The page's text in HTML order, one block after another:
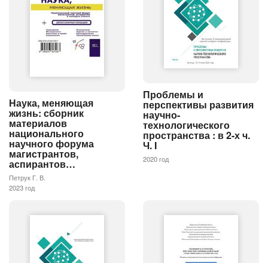
Наука, меняющая
жизнь: сборник
материалов
национального
научного форума
магистрантов,
аспирантов…
Петрук Г. В.
2023 год
Проблемы и
перспективы развития
научно-
технологического
пространства : в 2-х ч.
Ч. I
2020 год